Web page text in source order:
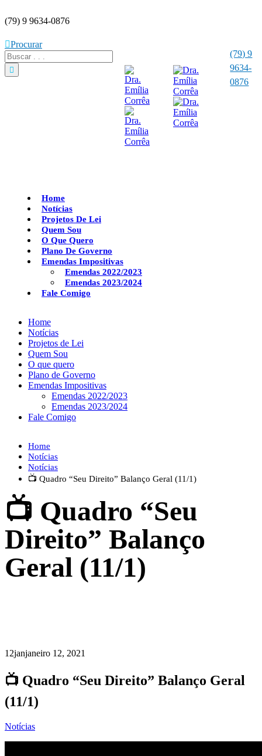
(79) 9 9634-0876
Procurar
(79) 9
9634-
0876
Home
Notícias
Projetos De Lei
Quem Sou
O Que Quero
Plano De Governo
Emendas Impositivas
Emendas 2022/2023
Emendas 2023/2024
Fale Comigo
Home
Notícias
Projetos de Lei
Quem Sou
O que quero
Plano de Governo
Emendas Impositivas
Emendas 2022/2023
Emendas 2023/2024
Fale Comigo
Home
Notícias
Notícias
📺 Quadro “Seu Direito” Balanço Geral (11/1)
📺 Quadro “Seu
Direito” Balanço
Geral (11/1)
12janjaneiro 12, 2021
📺 Quadro “Seu Direito” Balanço Geral
(11/1)
Notícias